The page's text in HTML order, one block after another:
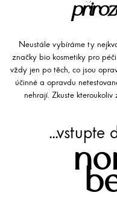
Neustále vybíráme ty
značky bio kosmetiky pro
vždy jen po těch, co jsou
účinné a opravdu
nehrají. Zkuste
...vstupte